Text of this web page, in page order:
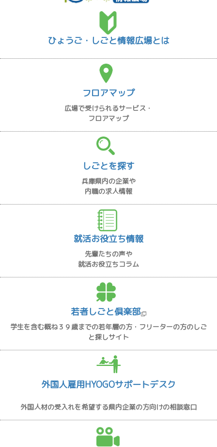
ひょうご・しごと情報広場とは
フロアマップ
広場で受けられるサービス・
フロアマップ
しごとを探す
兵庫県内の企業や
内職の求人情報
就活お役立ち情報
先輩たちの声や
就活お役立ちコラム
若者しごと倶楽部
学生を含む概ね３９歳までの若年層の方・フリーターの方のしご
と探しサイト
外国人雇用HYOGOサポートデスク
外国人材の受入れを希望する県内企業の方向けの相談窓口